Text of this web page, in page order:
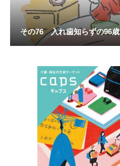
その76 入れ歯知らずの96歳